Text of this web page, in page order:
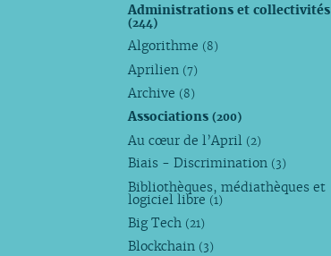
Administrations et collectivités
(244)
Algorithme (8)
Aprilien (7)
Archive (8)
Associations(200)
Au cœur de l’April (2)
Biais - Discrimination (3)
Bibliothèques, médiathèques et
logiciel libre (1)
Big Tech (21)
Blockchain (3)